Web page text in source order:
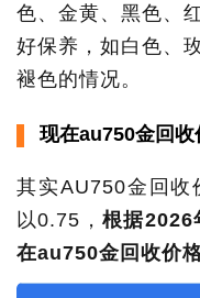
色、金黄、黑色、
好保养，如白色、
褪色的情况。
现在au750金回
其实AU750金回收
以0.75， 根据2026
在au750金回收价